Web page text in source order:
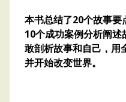
本书总结了20个故事要
10个成功案例分析阐
敢剖析故事和自己，用
并开始改变世界。